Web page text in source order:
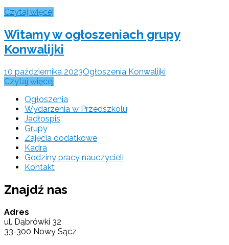
Czytaj więcej
Witamy w ogłoszeniach grupy
Konwalijki
10 października 2023Ogłoszenia Konwalijki
Czytaj więcej
Ogłoszenia
Wydarzenia w Przedszkolu
Jadłospis
Grupy
Zajęcia dodatkowe
Kadra
Godziny pracy nauczycieli
Kontakt
Znajdź nas
Adres
ul. Dąbrówki 32
33-300 Nowy Sącz